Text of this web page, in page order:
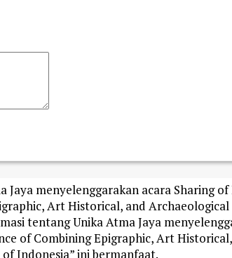
menyelenggarakan acara Sharing of
Art Historical, and
tentang Unika Atma Jaya
of Combining Epigraphic, Art
Indonesia” ini bermanfaat.